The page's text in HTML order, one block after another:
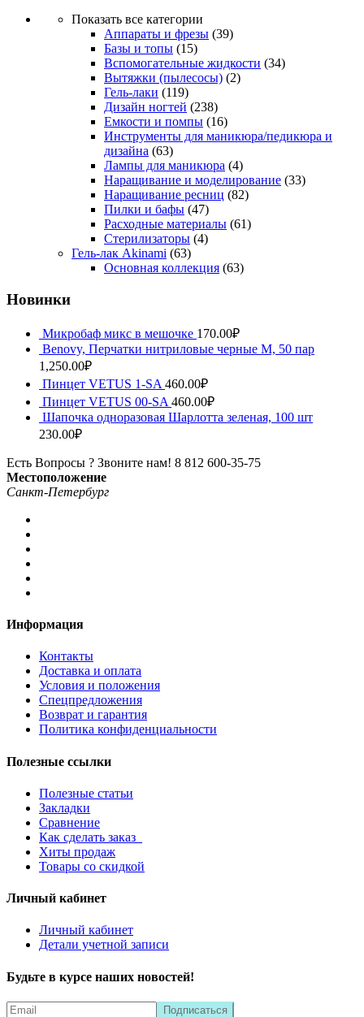
Показать все категории
Аппараты и фрезы (39)
Базы и топы (15)
Вспомогательные жидкости (34)
Вытяжки (пылесосы) (2)
Гель-лаки (119)
Дизайн ногтей (238)
Емкости и помпы (16)
Инструменты для маникюра/педикюра и
дизайна (63)
Лампы для маникюра (4)
Наращивание и моделирование (33)
Наращивание ресниц (82)
Пилки и бафы (47)
Расходные материалы (61)
Стерилизаторы (4)
Гель-лак Akinami (63)
Основная коллекция (63)
Новинки
Микробаф микс в мешочке 170.00₽
Benovy, Перчатки нитриловые черные M, 50 пар
1,250.00₽
Пинцет VETUS 1-SA 460.00₽
Пинцет VETUS 00-SA 460.00₽
Шапочка одноразовая Шарлотта зеленая, 100 шт
230.00₽
Есть Вопросы ? Звоните нам! 8 812 600-35-75
Местоположение
Санкт-Петербург
Информация
Контакты
Доставка и оплата
Условия и положения
Спецпредложения
Возврат и гарантия
Политика конфиденциальности
Полезные ссылки
Полезные статьи
Закладки
Сравнение
Как сделать заказ
Хиты продаж
Товары со скидкой
Личный кабинет
Личный кабинет
Детали учетной записи
Будьте в курсе наших новостей!